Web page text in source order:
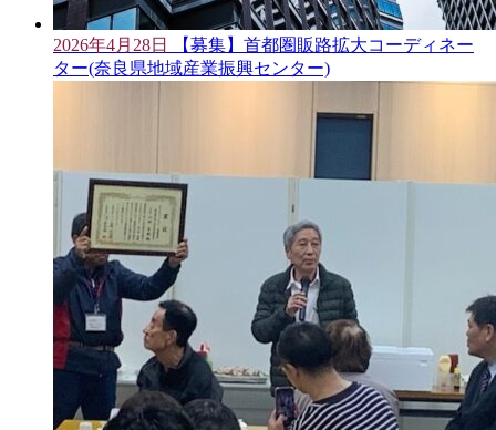
2026年4月28日
【募集】首都圏販路拡大コーディネー
ター(奈良県地域産業振興センター)